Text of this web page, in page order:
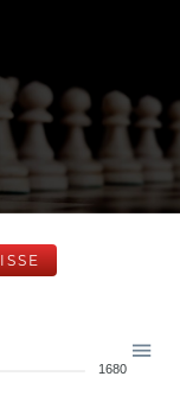
1680